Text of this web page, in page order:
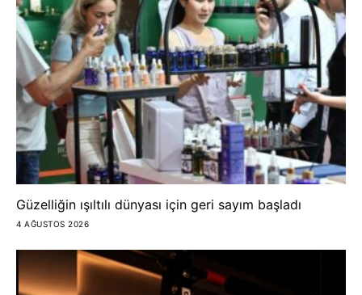
Güzelliğin ışıltılı dünyası için geri sayım başladı
4 AĞUSTOS 2026